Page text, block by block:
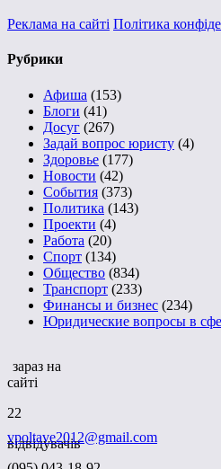
Реклама на сайті Політика
Рубрики
Афиша (153)
Блоги (41)
Досуг (267)
Задай вопрос юристу (4)
Здоровье (177)
Новости (42)
События (373)
Политика (143)
Проекти (4)
Работа (20)
Спорт (134)
Общество (834)
Транспорт (233)
Финансы и бизнес (234)
Юридические вопросы в
зараз на
сайті
22
відвідувачів
vpoltave2012@gmail.com